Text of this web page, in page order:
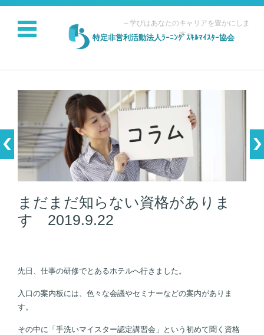
特定非営利活動法人ﾗｰﾆﾝｸﾞｽｷﾙﾏｲｽﾀｰ協会
～学びはあなたのキャリアを豊かにしま
す～
コンテンツに移動
まだまだ知らない資格がありま
す 2019.9.22
先日、仕事の研修でとあるホテルへ行きました。
入口の案内板には、色々な会議やセミナーなどの案内がありま
す。
その中に「手洗いマイスター認定講習会」という初めて聞く資格